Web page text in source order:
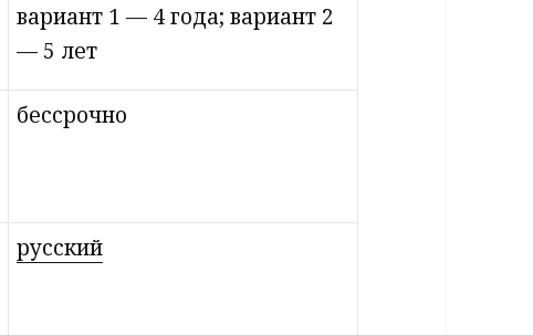
вариант 1 — 4 года; вариант 2
— 5 лет
бессрочно
русский